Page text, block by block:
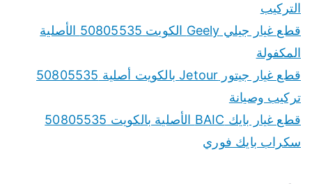
التركيب
قطع غيار جيلي Geely الكويت 50805535 الأصلية
المكفولة
قطع غيار جيتور Jetour بالكويت أصلية 50805535
تركيب وصيانة
قطع غيار بايك BAIC الأصلية بالكويت 50805535
سكراب بايك فوري